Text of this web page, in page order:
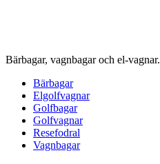
Bärbagar, vagnbagar och el-vagnar.
Bärbagar
Elgolfvagnar
Golfbagar
Golfvagnar
Resefodral
Vagnbagar